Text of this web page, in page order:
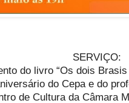
SERVIÇO:
do livro “Os dois
do Cepa e do
de Cultura da Câmara